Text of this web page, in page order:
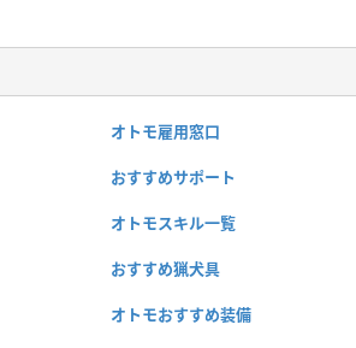
オトモ雇用窓口
おすすめサポート
オトモスキル一覧
おすすめ猟犬具
オトモおすすめ装備